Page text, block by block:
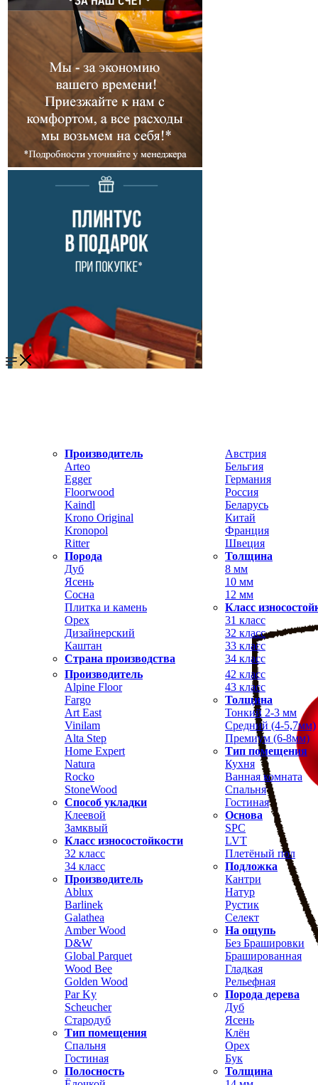
Производитель
Arteo
Egger
Floorwood
Kaindl
Krono Original
Kronopol
Ritter
Порода
Дуб
Ясень
Сосна
Плитка и камень
Орех
Дизайнерский
Каштан
Страна производства
Австрия
Бельгия
Германия
Россия
Беларусь
Китай
Франция
Швеция
Толщина
8 мм
10 мм
12 мм
Класс
31 класс
32 класс
33 класс
34 класс
Производитель
Alpine Floor
Fargo
Art East
Vinilam
Alta Step
Home Expert
Natura
Rocko
StoneWood
Способ укладки
Клеевой
Замквый
Класс износостойкости
32 класс
34 класс
42 класс
43 класс
Толщина
Тонкий 2-3 мм
Средний (4-5,7мм)
Премиум (6-8мм)
Тип помещения
Кухня
Ванная комната
Спальня
Гостиная
Основа
SPC
LVT
Плетёный пол
Подложка
Производитель
Ablux
Barlinek
Galathea
Amber Wood
D&W
Global Parquet
Wood Bee
Golden Wood
Par Ky
Scheucher
Стародуб
Тип помещения
Спальня
Гостиная
Полосность
Кантри
Натур
Рустик
Селект
На ощупь
Без Брашировки
Брашированная
Гладкая
Рельефная
Порода дерева
Дуб
Ясень
Клён
Орех
Бук
Толщина